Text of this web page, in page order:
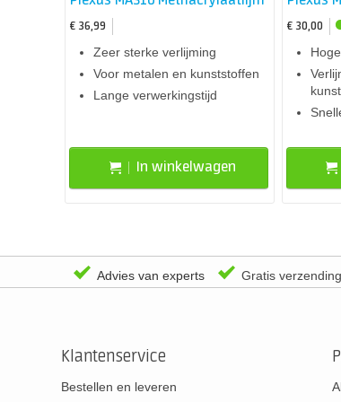
€ 36,99
Zeer sterke verlijming
Voor metalen en kunststoffen
Lange verwerkingstijd
In winkelwagen
€ 30,00
Advies van experts Gratis
Klantenservice
Bestellen en leveren